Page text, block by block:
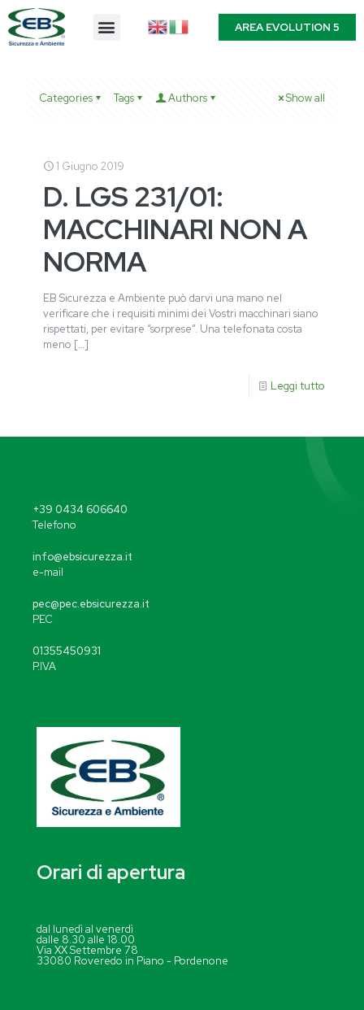
AREA EVOLUTION 5
Categories Tags Authors Show all
1 Giugno 2019
D. LGS 231/01:
MACCHINARI NON A
NORMA
EB Sicurezza e Ambiente può darvi una mano nel
verificare che i requisiti minimi dei Vostri macchinari siano
rispettati, per evitare “sorprese”. Una telefonata costa
meno […]
Leggi tutto
+39 0434 606640
Telefono
info@ebsicurezza.it
e-mail
pec@pec.ebsicurezza.it
PEC
01355450931
P.IVA
Orari di apertura
dal lunedì al venerdì
dalle 8.30 alle 18.00
Via XX Settembre 78
33080 Roveredo in Piano - Pordenone